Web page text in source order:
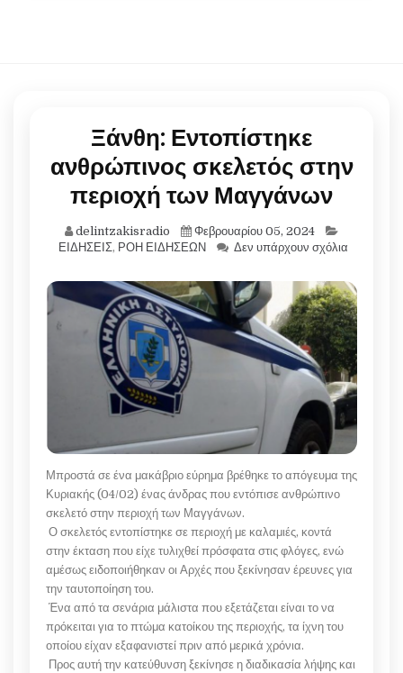
Ξάνθη: Εντοπίστηκε
ανθρώπινος σκελετός στην
περιοχή των Μαγγάνων
delintzakisradio
Φεβρουαρίου 05, 2024
ΕΙΔΗΣΕΙΣ, ΡΟΗ ΕΙΔΗΣΕΩΝ Δεν υπάρχουν σχόλια
Μπροστά σε ένα μακάβριο εύρημα βρέθηκε το απόγευμα της
Κυριακής (04/02) ένας άνδρας που εντόπισε ανθρώπινο
σκελετό στην περιοχή των Μαγγάνων.
Ο σκελετός εντοπίστηκε σε περιοχή με καλαμιές, κοντά
στην έκταση που είχε τυλιχθεί πρόσφατα στις φλόγες, ενώ
αμέσως ειδοποιήθηκαν οι Αρχές που ξεκίνησαν έρευνες για
την ταυτοποίηση του.
Ένα από τα σενάρια μάλιστα που εξετάζεται είναι το να
πρόκειται για το πτώμα κατοίκου της περιοχής, τα ίχνη του
οποίου είχαν εξαφανιστεί πριν από μερικά χρόνια.
Προς αυτή την κατεύθυνση ξεκίνησε η διαδικασία λήψης και